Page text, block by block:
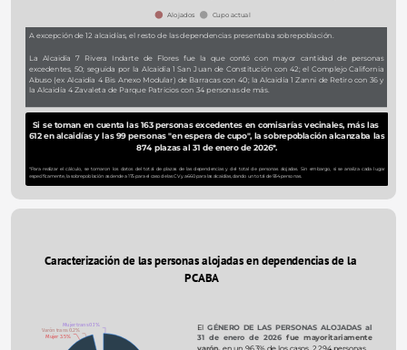
Alojados Cupo actual
A excepción de 12 alcaidías, el resto de las dependencias presentaba sobrepoblación.
La Alcaidía 7 Rivera Indarte de Flores fue la que contó con mayor cantidad de personas
excedentes, 50; seguida por la Alcaidía 1 San Juan de Constitución con 42; el Complejo California
Abuso (ex Alcaidía 4 Bis Anexo Modular) de Barracas con 40; la Alcaidía 1 Zanni de Retiro con 36 y
la Alcaidía 4 Zavaleta de Parque Patricios con 34 personas de más.
Si se toman en cuenta las 163 personas excedentes en comisarías vecinales, más las
612 en alcaidías y las 99 personas "en espera de cupo", la sobrepoblación alcanzaba las
874 plazas al 31 de enero de 2026*.
*Para realizar el cálculo, se tomaron los datos del total de plazas de las dependencias y del total de personas alojadas. Sin embargo, si se analiza cada lugar
específicamente, la sobrepoblación asciende a 175 para el caso de las CV y a 660 para las alcaidías, dando un total de 934 personas.
Caracterización de las personas alojadas en dependencias de la
PCABA
Mujer 3.5%
Varón trans 0.2%
Mujer trans 0.1% El GÉNERO DE LAS PERSONAS ALOJADAS al
31 de enero de 2026 fue mayoritariamente
varón, en un 96,3% de los casos, 2.294 personas.